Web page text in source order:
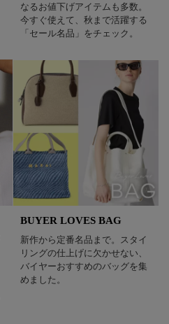
なるお値下げアイテムも多数。
今すぐ使えて、秋まで活躍する
「セール名品」をチェック。
BUYER LOVES BAG
新作から定番名品まで。スタイ
リングの仕上げに欠かせない、
バイヤーおすすめのバッグを集
めました。